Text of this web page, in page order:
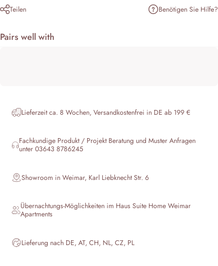
Teilen Benötigen Sie Hilfe?
Pairs well with
Lieferzeit ca. 8 Wochen, Versandkostenfrei in DE ab 199 €
Fachkundige Produkt / Projekt Beratung und Muster Anfragen
unter 03643 8786245
Showroom in Weimar, Karl Liebknecht Str. 6
Übernachtungs-Möglichkeiten im HausSuite Home Weimar
Apartments
Lieferung nach DE, AT, CH, NL, CZ, PL